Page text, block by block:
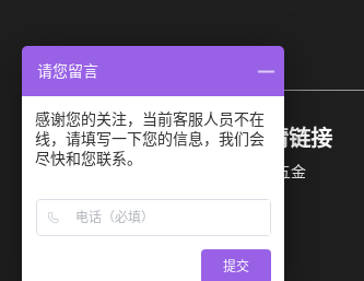
扫码二维码
即可关注我们
友情链接
泽思五金
请您留言
感谢您的关注，当前客服人员不在
线，请填写一下您的信息，我们会
尽快和您联系。
提交